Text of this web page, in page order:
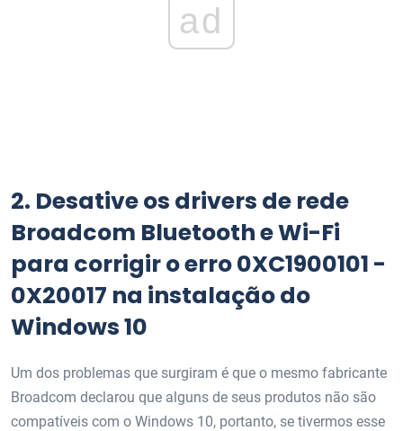
ad
2. Desative os drivers de rede
Broadcom Bluetooth e Wi-Fi
para corrigir o erro 0XC1900101 -
0X20017 na instalação do
Windows 10
Um dos problemas que surgiram é que o mesmo fabricante
Broadcom declarou que alguns de seus produtos não são
compatíveis com o Windows 10, portanto, se tivermos esse